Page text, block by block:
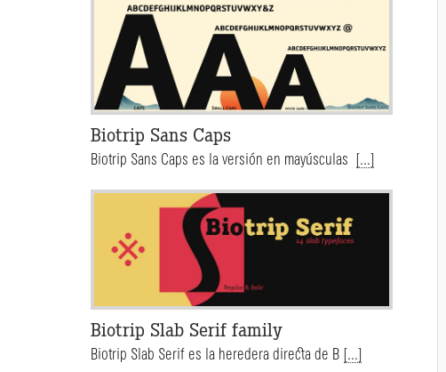
Biotrip Sans Caps
Biotrip Sans Caps es la versión en mayúsculas [...]
Biotrip Slab Serif family
Biotrip Slab Serif es la heredera directa de B [...]